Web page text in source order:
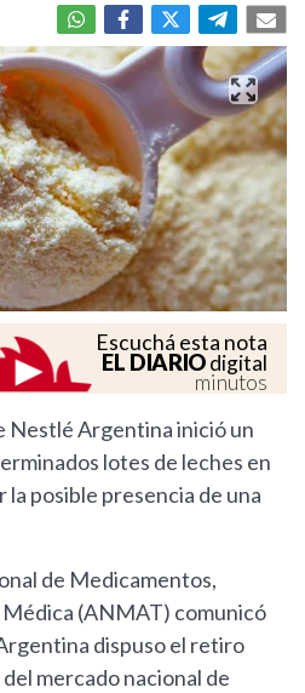
Escuchá esta nota
EL DIARIOdigital
minutos
Nestlé Argentina inició un
lotes de leches en
posible presencia de una
de Medicamentos,
(ANMAT) comunicó
dispuso el retiro
mercado nacional de